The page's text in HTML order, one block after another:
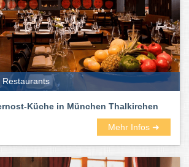
in München
Restaurants
Küche in München Thalkirchen
Mehr Infos ➜